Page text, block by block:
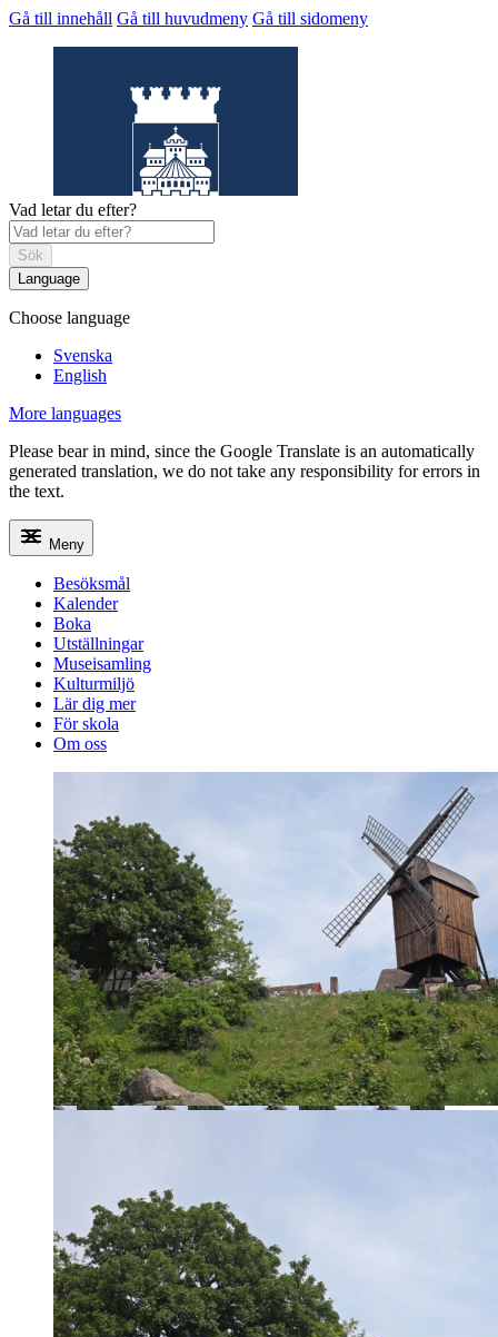
Gå till innehåll Gå till huvudmeny Gå till sidomeny
Helsingborgs museum
Vad letar du efter?
Sök
Language
Choose language
Svenska
English
More languages
Please bear in mind, since the Google Translate is an automatically
generated translation, we do not take any responsibility for errors in
the text.
Meny
Besöksmål
Kalender
Boka
Utställningar
Museisamling
Kulturmiljö
Lär dig mer
För skola
Om oss